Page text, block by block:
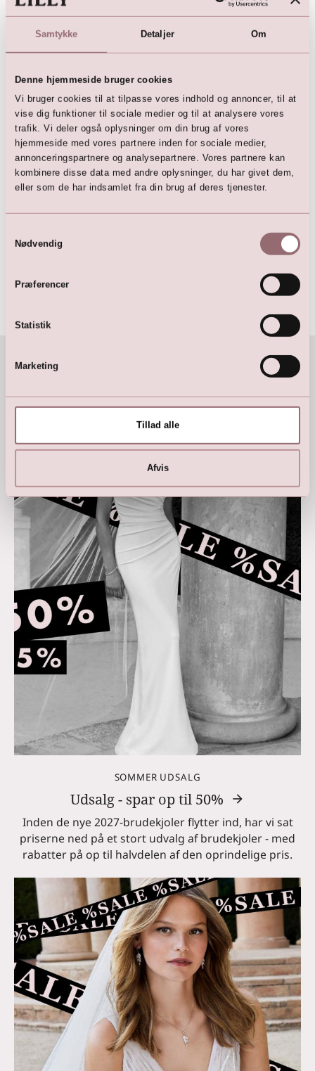
Samtykke Detaljer Om
Denne hjemmeside bruger cookies
Vi bruger cookies til at tilpasse vores indhold og annoncer, til at
vise dig funktioner til sociale medier og til at analysere vores
trafik. Vi deler også oplysninger om din brug af vores
hjemmeside med vores partnere inden for sociale medier,
annonceringspartnere og analysepartnere. Vores partnere kan
kombinere disse data med andre oplysninger, du har givet dem,
eller som de har indsamlet fra din brug af deres tjenester.
Nødvendig
Præferencer
Statistik
Marketing
Tillad alle
Afvis
pure white by LILLY
Brudekjole
pure white by LILLY
Brudekjole
Brudekjole med key-hole ryg
13.999,00
Alle priser er inkl. moms 1 - 29af 29
SOMMER UDSALG
Udsalg - spar op til 50%
Inden de nye 2027-brudekjoler flytter ind, har vi sat
priserne ned på et stort udvalg af brudekjoler - med
rabatter på op til halvdelen af den oprindelige pris.